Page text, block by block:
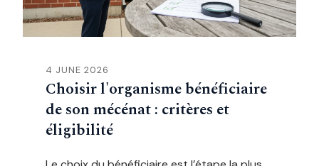
4 JUNE 2026
Choisir l'organisme bénéficiaire
de son mécénat : critères et
éligibilité